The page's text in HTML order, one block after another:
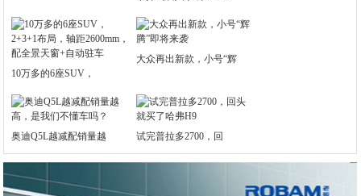
10万多的6座SUV，
大众再出新款，小号“辉
奥迪Q5L越减配销量越 试完普拉多2700，回